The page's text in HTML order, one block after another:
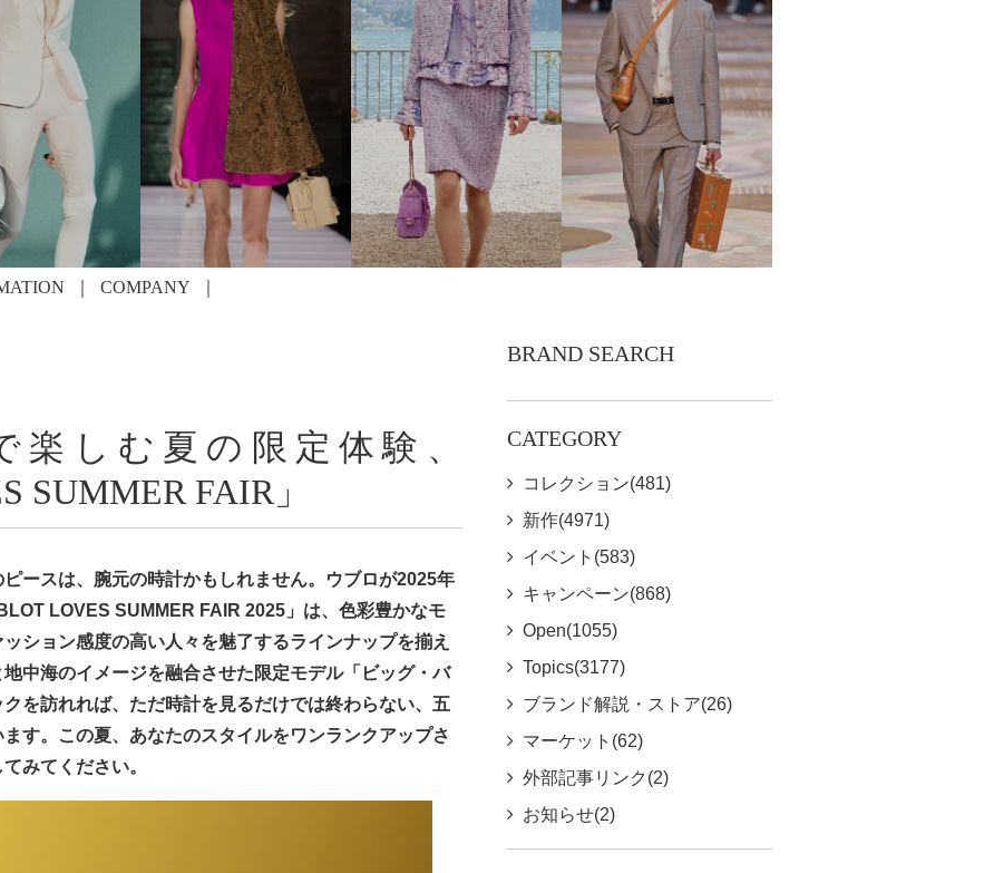
COMPANY
楽しむ夏の限定体験、
SUMMER FAIR」
ースは、腕元の時計かもしれません。ウブロが2025年
LOVES SUMMER FAIR 2025」は、色彩豊かなモ
ション感度の高い人々を魅了するラインナップを揃え
中海のイメージを融合させた限定モデル「ビッグ・バ
を訪れれば、ただ時計を見るだけでは終わらない、五
す。この夏、あなたのスタイルをワンランクアップさ
みてください。
BRAND SEARCH
CATEGORY
コレクション(481)
新作(4971)
イベント(583)
キャンペーン(868)
Open(1055)
Topics(3177)
ブランド解説・ストア(26)
マーケット(62)
外部記事リンク(2)
お知らせ(2)